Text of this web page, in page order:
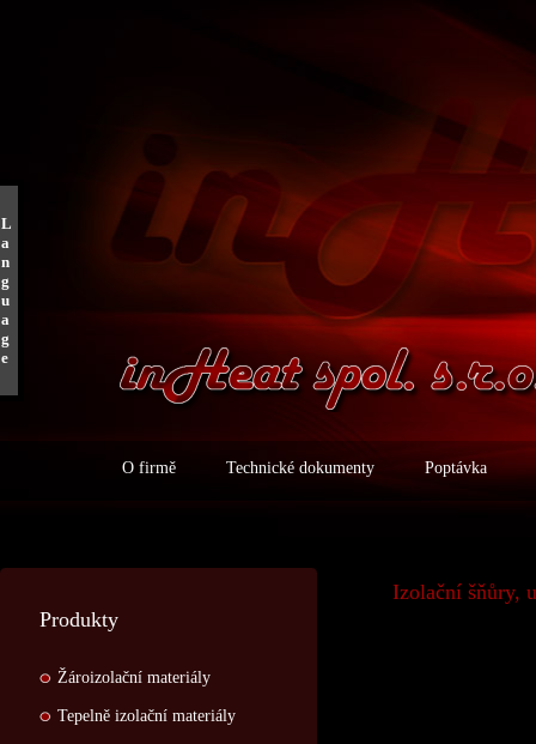
L
a
n
g
u
a
g
e
O firmě Technické dokumenty Poptávka
Produkty
Žároizolační materiály
Tepelně izolační materiály
Izolační šňůry,